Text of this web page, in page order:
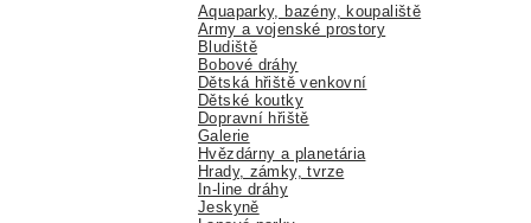
Aquaparky, bazény, koupaliště
Army a vojenské prostory
Bludiště
Bobové dráhy
Dětská hřiště venkovní
Dětské koutky
Dopravní hřiště
Galerie
Hvězdárny a planetária
Hrady, zámky, tvrze
In-line dráhy
Jeskyně